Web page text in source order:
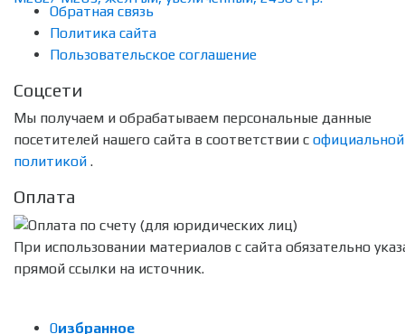
Обратная связь
Политика сайта
Пользовательское соглашение
Соцсети
Мы получаем и обрабатываем персональные данные
посетителей нашего сайта в соответствии с официальной
политикой .
Оплата
При использовании материалов с сайта обязательно
прямой ссылки на источник.
0избранное